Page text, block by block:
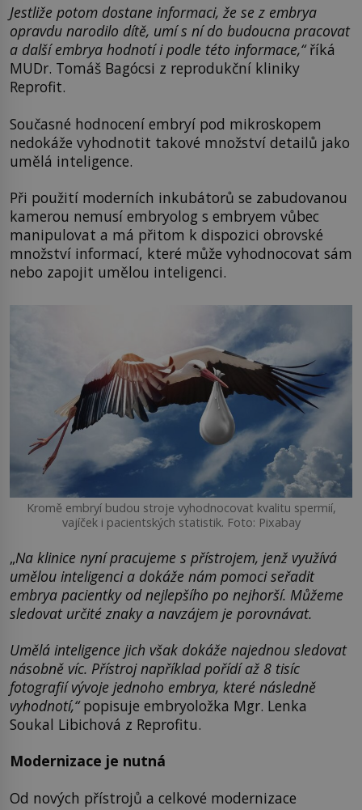
Jestliže potom dostane informaci, že se z embrya
opravdu narodilo dítě, umí s ní do budoucna pracovat
a další embrya hodnotí i podle této informace,“říká
MUDr. Tomáš Bagócsi z reprodukční kliniky
Reprofit.
Současné hodnocení embryí pod mikroskopem
nedokáže vyhodnotit takové množství detailů jako
umělá inteligence.
Při použití moderních inkubátorů se zabudovanou
kamerou nemusí embryolog s embryem vůbec
manipulovat a má přitom k dispozici obrovské
množství informací, které může vyhodnocovat sám
nebo zapojit umělou inteligenci.
Kromě embryí budou stroje vyhodnocovat kvalitu spermií,
vajíček i pacientských statistik. Foto: Pixabay
„Na klinice nyní pracujeme s přístrojem, jenž využívá
umělou inteligenci a dokáže nám pomoci seřadit
embrya pacientky od nejlepšího po nejhorší. Můžeme
sledovat určité znaky a navzájem je porovnávat.
Umělá inteligence jich však dokáže najednou sledovat
násobně víc. Přístroj například pořídí až 8 tisíc
fotografií vývoje jednoho embrya, které následně
vyhodnotí,“popisuje embryoložka Mgr. Lenka
Soukal Libichová z Reprofitu.
Modernizace je nutná
Od nových přístrojů a celkové modernizace